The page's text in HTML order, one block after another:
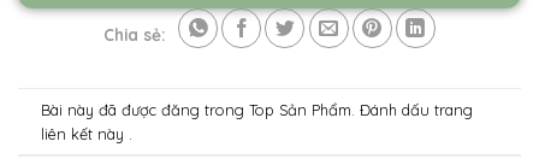
Chia sẻ:
Bài này đã được đăng trongTop Sản Phẩm . Đánh dấu trang
liên kết này .